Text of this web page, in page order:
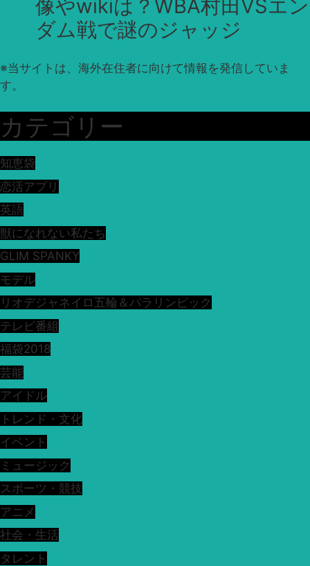
像やwikiは？WBA村田VSエン
ダム戦で謎のジャッジ
※当サイトは、海外在住者に向けて情報を発信していま
す。
カテゴリー
知恵袋
恋活アプリ
英語
獣になれない私たち
GLIM SPANKY
モデル
リオデジャネイロ五輪＆パラリンピック
テレビ番組
福袋2018
芸能
アイドル
トレンド・文化
イベント
ミュージック
スポーツ・競技
アニメ
社会・生活
タレント